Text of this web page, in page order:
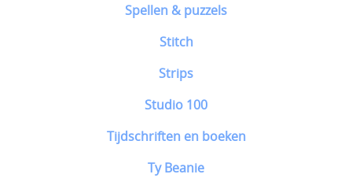
Spellen & puzzels
Stitch
Strips
Studio 100
Tijdschriften en boeken
Ty Beanie